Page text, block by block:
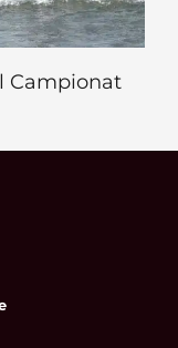
Campionat